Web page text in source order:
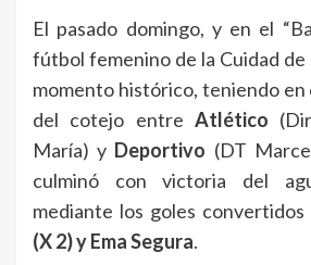
El pasado domingo, y en el
fútbol femenino de la Cuidad de
momento histórico, teniendo en
del cotejo entre Atlético
María) y Deportivo (DT
culminó con victoria del
mediante los goles convertidos
(X 2) y Ema Segura.